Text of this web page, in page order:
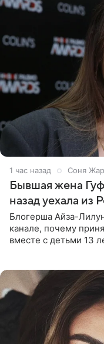
1 час назад Соня
Бывшая жена
назад уехала из
Блогерша Айза-
канале, почему
вместе с детьми 13